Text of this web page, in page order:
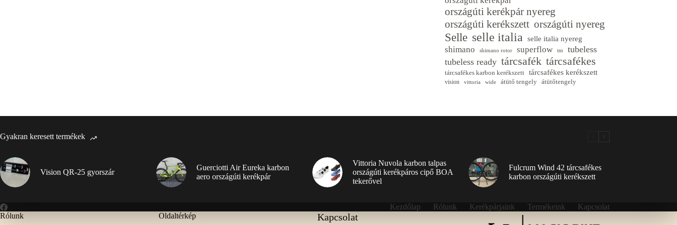
országúti kerékpár nyereg
országúti kerékszett országúti nyereg
Selle selle italia selle italia nyereg
shimano shimano rotor superflow tm
tubeless
tubeless ready tárcsafék tárcsafékes
tárcsafékes karbon kerékszett tárcsafékes kerékszett
vision vittoria wide átütő tengely átütőtengely
Gyakran keresett termékek
Vision QR-25 gyorszár
Guerciotti Air Eureka karbon
aero országúti kerékpár
Vittoria Nuvola karbon talpas
országúti kerékpáros cipő BOA
tekerővel
Fulcrum Wind 42 tárcsafékes
karbon országúti kerékszett
Kezdőlap Rólunk Kerékpárjaink Termékeink
Kapcsolat
Rólunk
Oldaltérkép Kapcsolat